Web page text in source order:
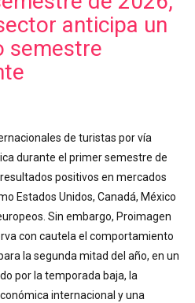
anticipa un
semestre
de turistas por vía
durante el primer semestre de
positivos en mercados
Estados Unidos, Canadá, México
Sin embargo, Proimagen
con cautela el comportamiento
la segunda mitad del año, en un
por la temporada baja, la
internacional y una